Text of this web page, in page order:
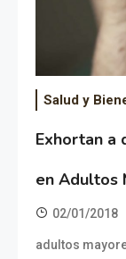
Salud y
Exhortan a
en Adultos
02/01/2018
adultos